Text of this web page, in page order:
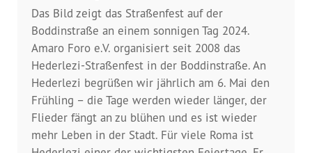
Anlaufstelle Nevo Foro (Neue
Stadt)
Bildungsangebote für
Leistungsbehörden und
Sozialberatungsstellen
Dokumentationsstelle
Das Bild zeigt das Straßenfest auf der
Boddinstraße an einem sonnigen Tag 2024.
Amaro Foro e.V. organisiert seit 2008 das
Hederlezi-Straßenfest in der Boddinstraße. An
Hederlezi begrüßen wir jährlich am 6. Mai den
Frühling – die Tage werden wieder länger, der
Flieder fängt an zu blühen und es ist wieder
mehr Leben in der Stadt. Für viele Roma ist